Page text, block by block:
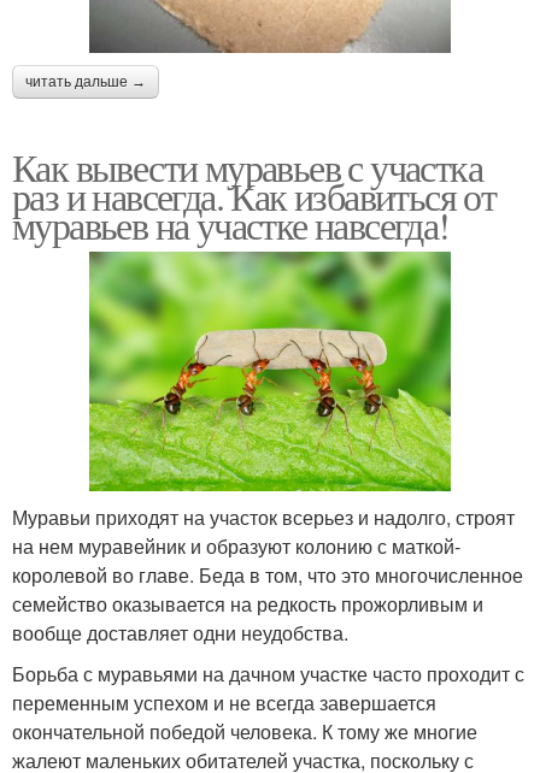
читать дальше →
Как вывести муравьев с участка
раз и навсегда. Как избавиться от
муравьев на участке навсегда!
Муравьи приходят на участок всерьез и надолго, строят
на нем муравейник и образуют колонию с маткой-
королевой во главе. Беда в том, что это многочисленное
семейство оказывается на редкость прожорливым и
вообще доставляет одни неудобства.
Борьба с муравьями на дачном участке часто проходит с
переменным успехом и не всегда завершается
окончательной победой человека. К тому же многие
жалеют маленьких обитателей участка, поскольку с